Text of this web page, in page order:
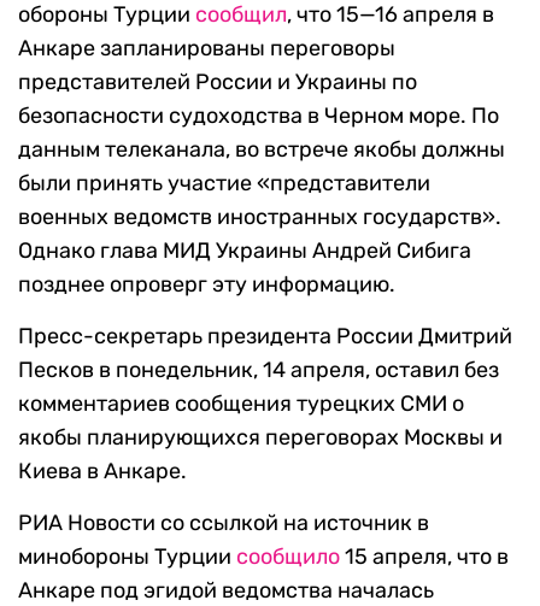
обороны Турции сообщил, что 15—16 апреля в
Анкаре запланированы переговоры
представителей России и Украины по
безопасности судоходства в Черном море. По
данным телеканала, во встрече якобы должны
были принять участие «представители
военных ведомств иностранных государств».
Однако глава МИД Украины Андрей Сибига
позднее опроверг эту информацию.
Пресс-секретарь президента России Дмитрий
Песков в понедельник, 14 апреля, оставил без
комментариев сообщения турецких СМИ о
якобы планирующихся переговорах Москвы и
Киева в Анкаре.
РИА Новости со ссылкой на источник в
минобороны Турции сообщило15 апреля, что в
Анкаре под эгидой ведомства началась